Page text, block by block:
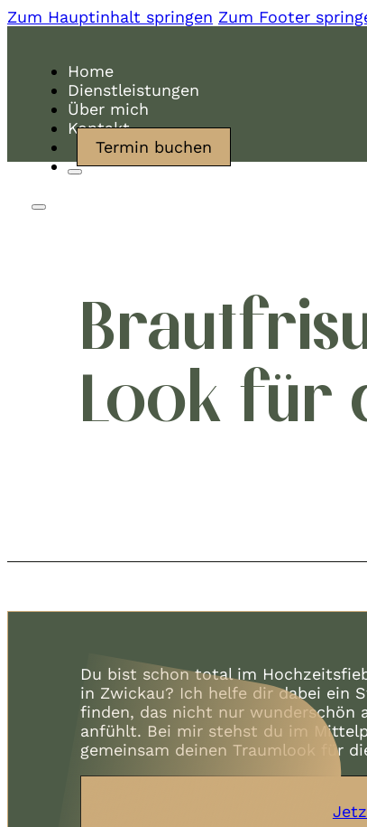
Zum Hauptinhalt springen Zum Footer
Home
Dienstleistungen
Über mich
Kontakt
Termin buchen
Look für
Du bist schon total im
in Zwickau? Ich helfe dir dabei ein
finden, das nicht nur wunderschön
anfühlt. Bei mir stehst du im
gemeinsam deinen Traumlook für